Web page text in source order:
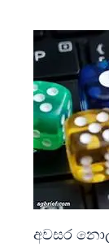
අවසර